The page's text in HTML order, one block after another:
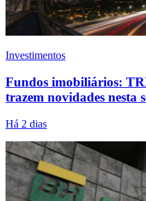
Investimentos
Fundos imobiliários:
trazem novidades nesta
Há 2 dias